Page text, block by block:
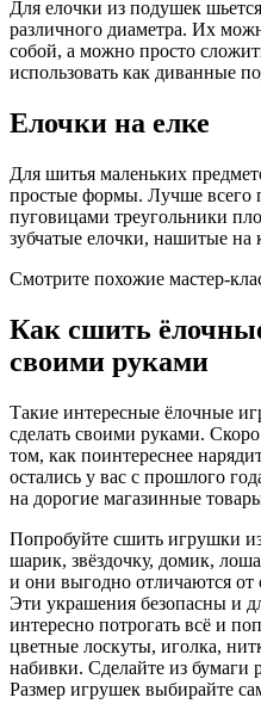
Для елочки из подушек
различного диаметра. Их
собой, а можно просто
использовать как диванные
Елочки на елке
Для шитья маленьких
простые формы. Лучше всего
пуговицами треугольники
зубчатые елочки, нашитые на
Смотрите похожие мастер-
Как сшить
своими руками
Такие интересные ёлочные
сделать своими руками.
том, как поинтереснее
остались у вас с прошлого
на дорогие магазинные
Попробуйте сшить игрушки
шарик, звёздочку, домик,
и они выгодно отличаются от
Эти украшения безопасны и
интересно потрогать всё и
цветные лоскуты, иголка,
набивки. Сделайте из бумаги
Размер игрушек выбирайте